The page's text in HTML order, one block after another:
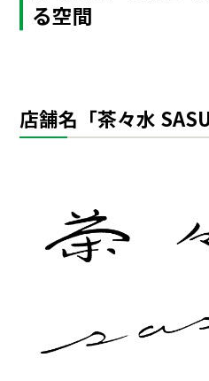
る空間
店舗名「茶々水